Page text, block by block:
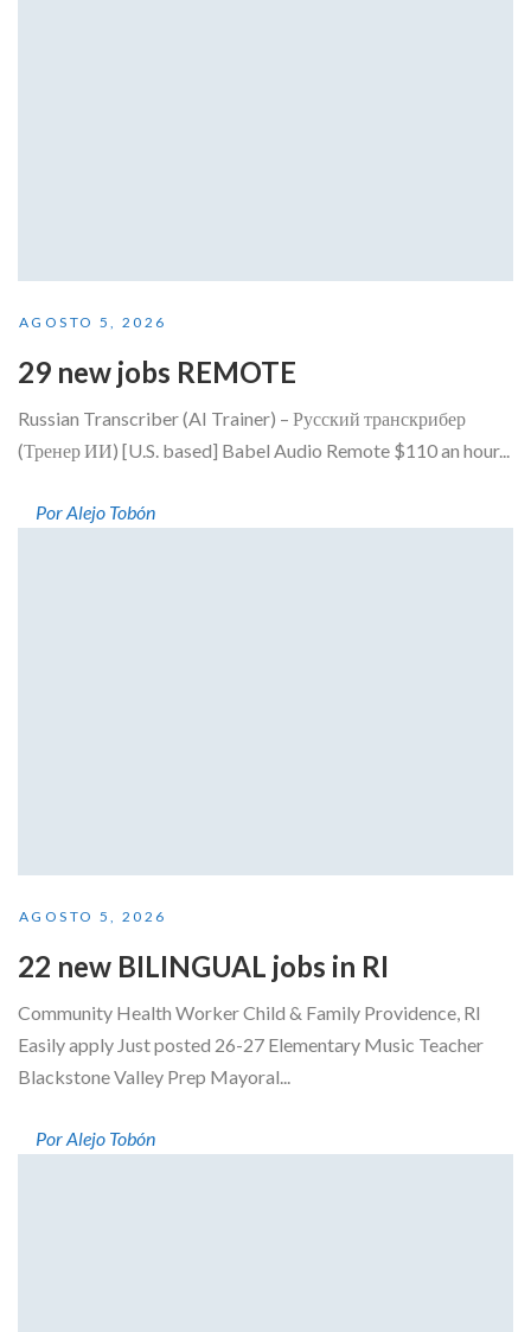
AGOSTO 5, 2026
29 new jobs REMOTE
Russian Transcriber (AI Trainer) – Русский транскрибер
(Тренер ИИ) [U.S. based] Babel Audio Remote $110 an hour...
Por Alejo Tobón
AGOSTO 5, 2026
22 new BILINGUAL jobs in RI
Community Health Worker Child & Family Providence, RI
Easily apply Just posted 26-27 Elementary Music Teacher
Blackstone Valley Prep Mayoral...
Por Alejo Tobón